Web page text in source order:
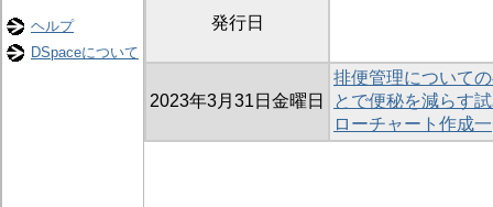
ヘルプ
DSpaceについて
発行日
2023年3月31日金曜日
排便管理について
とで便秘を減らす
ローチャート作成一